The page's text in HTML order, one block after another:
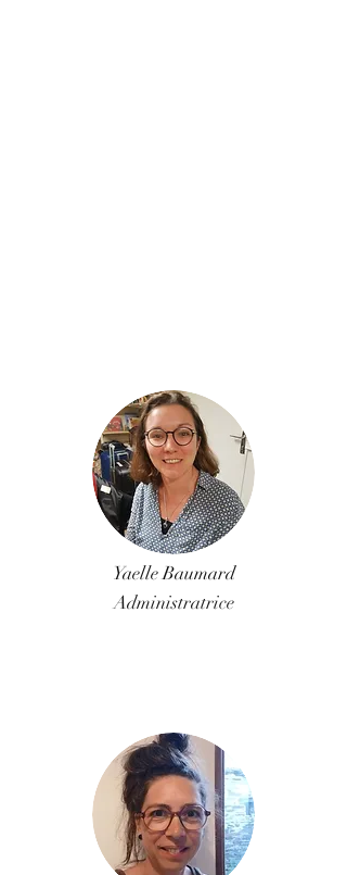
Yaelle Baumard
Administratrice